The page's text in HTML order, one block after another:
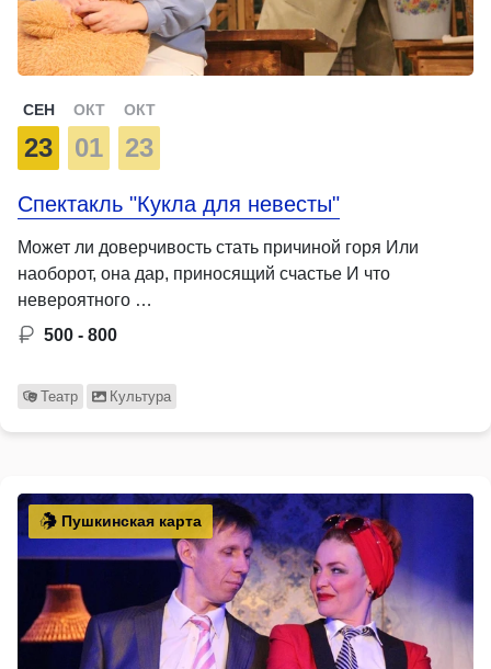
СЕН
23
ОКТ
01
ОКТ
23
Спектакль "Кукла для невесты"
Может ли доверчивость стать причиной горя Или
наоборот, она дар, приносящий счастье И что
невероятного …
500 - 800
Театр Культура
Пушкинская карта